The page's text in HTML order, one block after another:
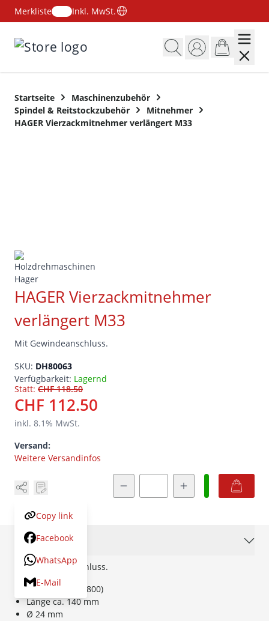
Merkliste
Inkl. MwSt.
Startseite
Maschinenzubehör
Spindel & Reitstockzubehör
Mitnehmer
HAGER Vierzackmitnehmer verlängert M33
HAGER Vierzackmitnehmer
verlängert M33
Mit Gewindeanschluss.
SKU: DH80063
Verfügbarkeit: Lagernd
Statt: CHF 118.50
CHF 112.50
inkl. 8.1% MwSt.
Versand:
Weitere Versandinfos
Copy link
Facebook
WhatsApp
E-Mail
Beschreibung
Mit Gewindeanschluss.
M33 x 3,5 (DIN 800)
Länge ca. 140 mm
Ø 24 mm